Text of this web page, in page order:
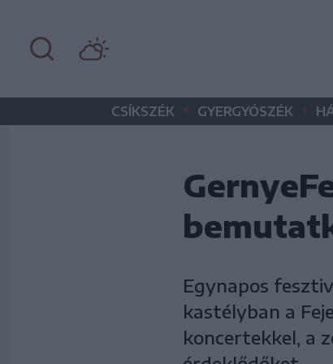
CSÍKSZÉK • GYERGYÓSZÉK •
Egynapos
kastélyban a
koncertekkel, a